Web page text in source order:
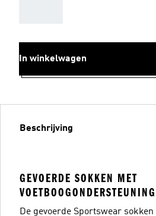
In winkelwagen
Beschrijving
GEVOERDE SOKKEN MET
De gevoerde Sportswear